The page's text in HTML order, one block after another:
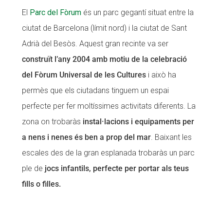
El Parc del Fòrumés un parc gegantí situat entre la
ciutat de Barcelona (límit nord) i la ciutat de Sant
Adrià del Besòs. Aquest gran recinte va ser
construït l’any 2004 amb motiu de la celebració
del Fòrum Universal de les Culturesi això ha
permès que els ciutadans tinguem un espai
perfecte per fer moltíssimes activitats diferents. La
zona on trobaràs instal·lacions i equipaments per
a nens i nenes és ben a prop del mar. Baixant les
escales des de la gran esplanada trobaràs un parc
ple de jocs infantils, perfecte per portar als teus
fills o filles.